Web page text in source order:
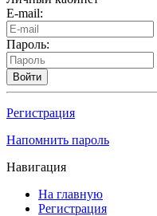
E-mail:
Пароль:
Войти
Регистрация
Напомнить пароль
Навигация
На главную
Регистрация